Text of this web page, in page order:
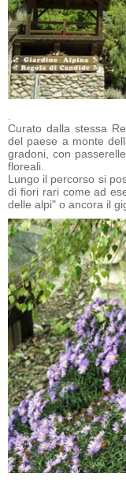
Curato dalla stessa
del paese a monte
gradoni, con
floreali.
Lungo il percorso si
di fiori rari come ad
delle alpi" o ancora il